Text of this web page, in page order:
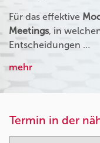
Für das effektive
Meetings, in
Entscheidungen …
mehr
Termin in der